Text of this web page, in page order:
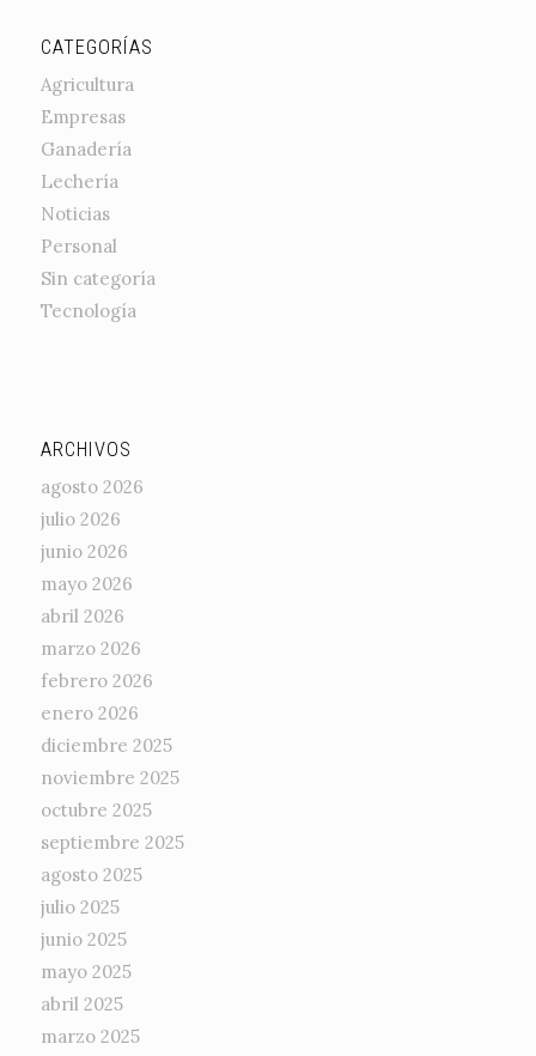
CATEGORÍAS
Agricultura
Empresas
Ganadería
Lechería
Noticias
Personal
Sin categoría
Tecnología
ARCHIVOS
agosto 2026
julio 2026
junio 2026
mayo 2026
abril 2026
marzo 2026
febrero 2026
enero 2026
diciembre 2025
noviembre 2025
octubre 2025
septiembre 2025
agosto 2025
julio 2025
junio 2025
mayo 2025
abril 2025
marzo 2025